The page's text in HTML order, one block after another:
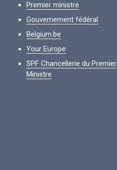
Premier ministre
Gouvernement fédéral
Belgium.be
Your Europe
SPF Chancellerie du Premier
Ministre